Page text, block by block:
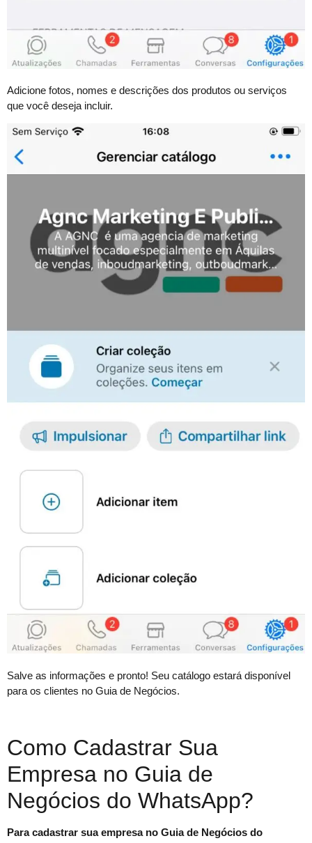
Adicione fotos, nomes e descrições dos produtos ou serviços
que você deseja incluir.
Salve as informações e pronto! Seu catálogo estará disponível
para os clientes no Guia de Negócios.
Como Cadastrar Sua
Empresa no Guia de
Negócios do WhatsApp?
Para cadastrar sua empresa no Guia de Negócios do